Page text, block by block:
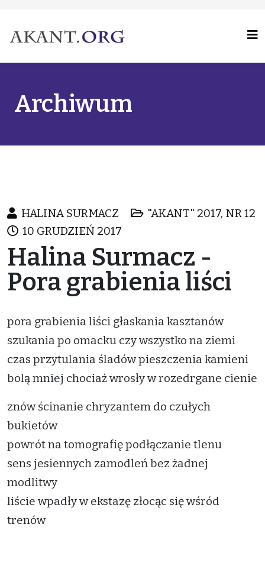
Archiwum
HALINA SURMACZ
"AKANT" 2017, NR 12
10 GRUDZIEŃ 2017
Halina Surmacz -
Pora grabienia liści
pora grabienia liści głaskania kasztanów
szukania po omacku czy wszystko na ziemi
czas przytulania śladów pieszczenia kamieni
bolą mniej chociaż wrosły w rozedrgane cienie
znów ścinanie chryzantem do czułych
bukietów
powrót na tomografię podłączanie tlenu
sens jesiennych zamodleń bez żadnej
modlitwy
liście wpadły w ekstazę złocąc się wśród
trenów